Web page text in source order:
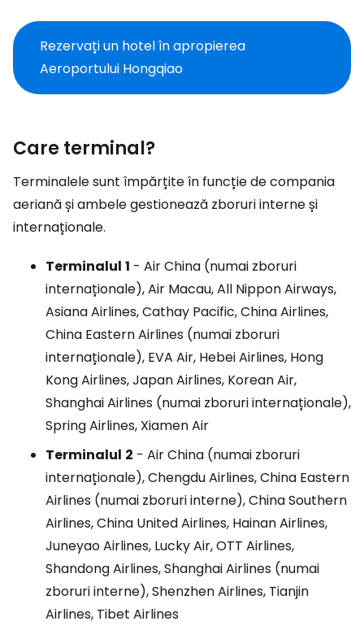
Rezervați un hotel în apropierea
Aeroportului Hongqiao
Care terminal?
Terminalele sunt împărțite în funcție de compania
aeriană și ambele gestionează zboruri interne și
internaționale.
Terminalul 1 - Air China (numai zboruri
internaționale), Air Macau, All Nippon Airways,
Asiana Airlines, Cathay Pacific, China Airlines,
China Eastern Airlines (numai zboruri
internaționale), EVA Air, Hebei Airlines, Hong
Kong Airlines, Japan Airlines, Korean Air,
Shanghai Airlines (numai zboruri internaționale),
Spring Airlines, Xiamen Air
Terminalul 2 - Air China (numai zboruri
internaționale), Chengdu Airlines, China Eastern
Airlines (numai zboruri interne), China Southern
Airlines, China United Airlines, Hainan Airlines,
Juneyao Airlines, Lucky Air, OTT Airlines,
Shandong Airlines, Shanghai Airlines (numai
zboruri interne), Shenzhen Airlines, Tianjin
Airlines, Tibet Airlines